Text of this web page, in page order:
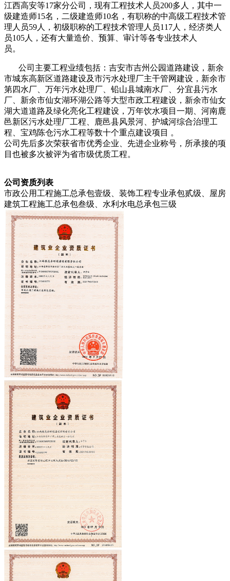
江西高安等17家分公司，现有工程技术人员200多人，其中一
级建造师15名，二级建造师10名，有职称的中高级工程技术管
理人员59人，初级职称的工程技术管理人员117人，经济类人
员105人，还有大量造价、预算、审计等各专业技术人
员。
公司主要工程业绩包括：吉安市吉州公园道路建设，新余
市城东高新区道路建设及市污水处理厂主干管网建设，新余市
第四水厂、万年污水处理厂、铅山县城南水厂、分宜县污水
厂、新余市仙女湖环湖公路等大型市政工程建设，新余市仙女
湖大道道路及绿化亮化工程建设，万年饮水项目一期、河南鹿
邑新区污水处理厂工程、鹿邑县风景河、护城河综合治理工
程、宝鸡陈仓污水工程等数十个重点建设项目 。
公司先后多次荣获省市优秀企业、先进企业称号，所承接的项
目也被多次被评为省市级优质工程。
公司资质列表
市政公用工程施工总承包壹级、装饰工程专业承包贰级、屋房
建筑工程施工总承包叁级、水利水电总承包三级